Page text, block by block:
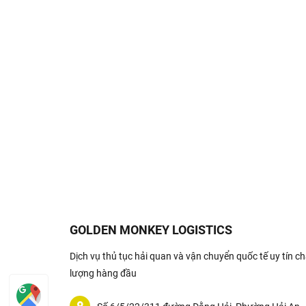
GOLDEN MONKEY LOGISTICS
Dịch vụ thủ tục hải quan và vận chuyển quốc tế uy tín
lượng hàng đầu